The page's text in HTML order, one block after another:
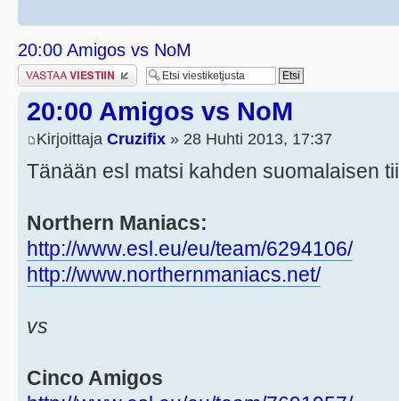
20:00 Amigos vs NoM
Lähetä vastaus
20:00 Amigos vs NoM
Kirjoittaja Cruzifix » 28 Huhti 2013, 17:37
Tänään esl matsi kahden suomalaisen
Northern Maniacs:
http://www.esl.eu/eu/team/6294106/
http://www.northernmaniacs.net/
vs
Cinco Amigos